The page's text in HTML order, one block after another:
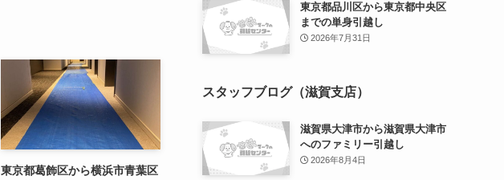
東京都葛飾区から横浜市青葉区
東京都品川区から東京都中央区
までの単身引越し
2026年7月31日
スタッフブログ（滋賀支店）
滋賀県大津市から滋賀県大津市
へのファミリー引越し
2026年8月4日